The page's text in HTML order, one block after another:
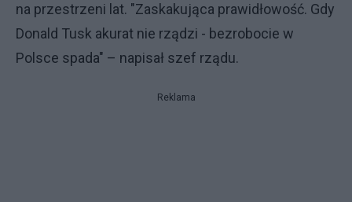
na przestrzeni lat. "Zaskakująca prawidłowość. Gdy
Donald Tusk akurat nie rządzi - bezrobocie w
Polsce spada" – napisał szef rządu.
Reklama